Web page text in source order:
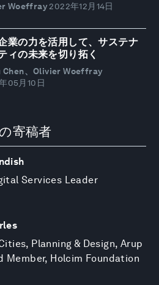
Woeffray 2022年12月14日
業の力を活用して、サステナ
ィの未来を切り拓く
Chen、Olivier Woeffray
05月10日
寄稿者
Services Leader
Planning & Design, Arup
Member, Holcim Foundation